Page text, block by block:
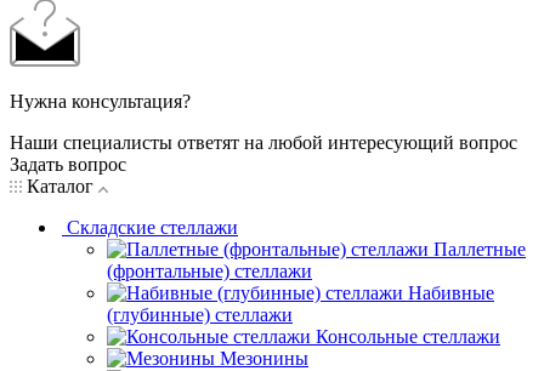
Нужна консультация?
Наши специалисты ответят на любой интересующий вопрос
Задать вопрос
Каталог
Складские стеллажи
Паллетные
(фронтальные) стеллажи
Набивные
(глубинные) стеллажи
Консольные стеллажи
Мезонины